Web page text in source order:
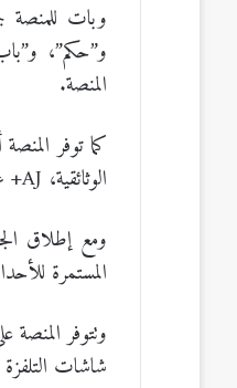
وبات للمنصة
و”حكم”،
المنصة.
الوثائقية، AJ+ عربي، ومنصة “أثير” للبودكاست.
المستمرة
وتتوفر
شاشات التلفزة